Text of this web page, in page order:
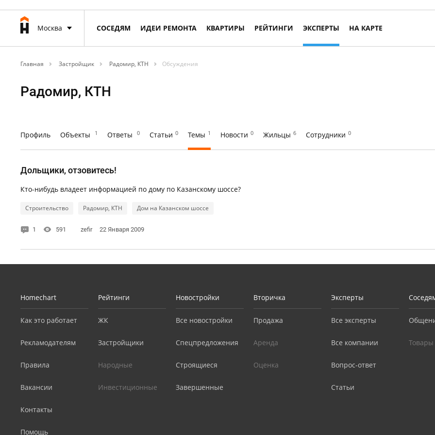
Москва СОСЕДЯМ ИДЕИ РЕМОНТА КВАРТИРЫ РЕЙТИНГИ ЭКСПЕРТЫ НА КАРТЕ
Главная Застройщик Радомир, КТН Обсуждения
Радомир, КТН
Профиль Объекты 1 Ответы 0 Статьи 0 Темы 1 Новости 0 Жильцы 6 Сотрудники 0
Дольщики, отзовитесь!
Кто-нибудь владеет информацией по дому по Казанскому шоссе?
Строительство Радомир, КТН Дом на Казанском шоссе
1 591 zefir 22 Января 2009
Homechart
Как это работает
Рекламодателям
Правила
Вакансии
Контакты
Помощь
Рейтинги
ЖК
Застройщики
Народные
Инвестиционные
Новостройки
Все новостройки
Спецпредложения
Строящиеся
Завершенные
Вторичка
Продажа
Аренда
Оценка
Эксперты
Все эксперты
Все компании
Вопрос-ответ
Статьи
Товары